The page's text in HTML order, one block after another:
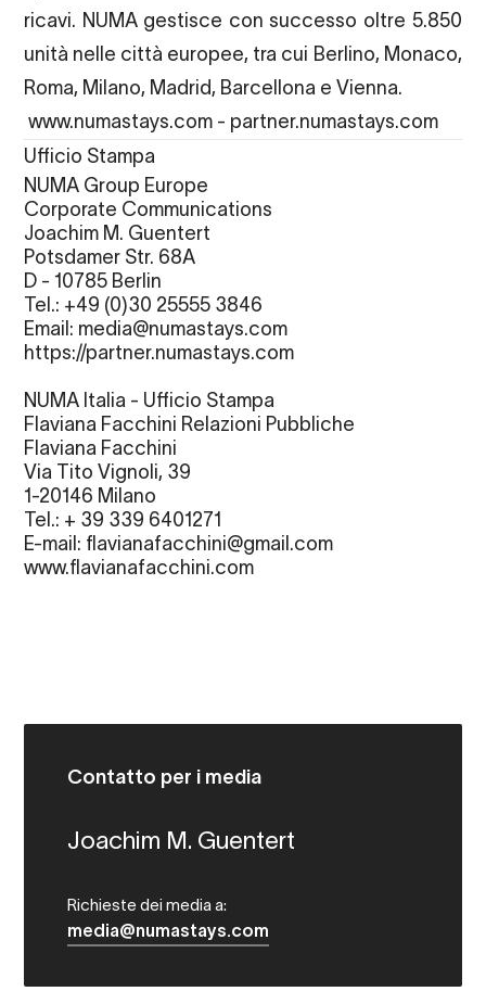
ricavi. NUMA gestisce con successo oltre 5.850
unità nelle città europee, tra cui Berlino, Monaco,
Roma, Milano, Madrid, Barcellona e Vienna.
www.numastays.com - partner.numastays.com
Ufficio Stampa
NUMA Group Europe
Corporate Communications
Joachim M. Guentert
Potsdamer Str. 68A
D - 10785 Berlin
Tel.: +49 (0)30 25555 3846
Email: media@numastays.com
https://partner.numastays.com
NUMA Italia - Ufficio Stampa
Flaviana Facchini Relazioni Pubbliche
Flaviana Facchini
Via Tito Vignoli, 39
1-20146 Milano
Tel.: + 39 339 6401271
E-mail: flavianafacchini@gmail.com
www.flavianafacchini.com
Contatto per i media
Joachim M. Guentert
Richieste dei media a:
media@numastays.com